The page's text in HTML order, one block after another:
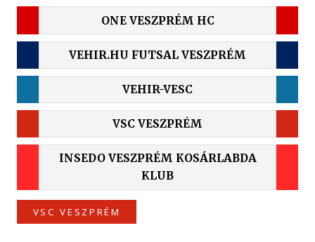
ONE VESZPRÉM HC
VEHIR.HU FUTSAL VESZPRÉM
VEHIR-VESC
VSC VESZPRÉM
INSEDO VESZPRÉM KOSÁRLABDA
KLUB
VSC VESZPRÉM